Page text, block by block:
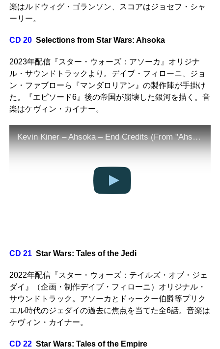
楽はルドウィグ・ゴランソン、スコアはジョセフ・シャ
ーリー。
CD 20Selections from Star Wars: Ahsoka
2023年配信『スター・ウォーズ：アソーカ』オリジナ
ル・サウンドトラックより。デイブ・フィローニ、ジョ
ン・ファブローら『マンダロリアン』の製作陣が手掛け
た。『エピソード6』後の帝国が崩壊した銀河を描く。音
楽はケヴィン・カイナー。
Kevin Kiner – Ahsoka – End Credits (From "Ahsoka"/Visualizer Video)
CD 21Star Wars: Tales of the Jedi
2022年配信『スター・ウォーズ：テイルズ・オブ・ジェ
ダイ』（企画・制作デイブ・フィローニ）オリジナル・
サウンドトラック。アソーカとドゥークー伯爵等プリク
エル時代のジェダイの過去に焦点を当てた全6話。音楽は
ケヴィン・カイナー。
CD 22Star Wars: Tales of the Empire